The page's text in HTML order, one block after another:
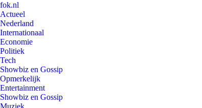
fok.nl
Actueel
Nederland
Internationaal
Economie
Politiek
Tech
Showbiz en Gossip
Opmerkelijk
Entertainment
Showbiz en Gossip
Muziek